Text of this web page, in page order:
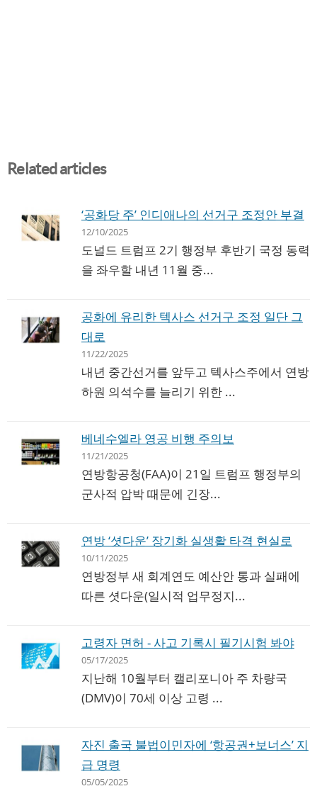
Related articles
‘공화당 주’ 인디애나의 선거구 조정안 부결
12/10/2025
도널드 트럼프 2기 행정부 후반기 국정 동력
을 좌우할 내년 11월 중...
공화에 유리한 텍사스 선거구 조정 일단 그
대로
11/22/2025
내년 중간선거를 앞두고 텍사스주에서 연방
하원 의석수를 늘리기 위한 ...
베네수엘라 영공 비행 주의보
11/21/2025
연방항공청(FAA)이 21일 트럼프 행정부의
군사적 압박 때문에 긴장...
연방 ‘셧다운’ 장기화 실생활 타격 현실로
10/11/2025
연방정부 새 회계연도 예산안 통과 실패에
따른 셧다운(일시적 업무정지...
고령자 면허 - 사고 기록시 필기시험 봐야
05/17/2025
지난해 10월부터 캘리포니아 주 차량국
(DMV)이 70세 이상 고령 ...
자진 출국 불법이민자에 ‘항공권+보너스’ 지
급 명령
05/05/2025